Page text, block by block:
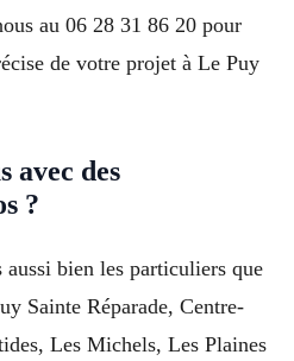
au 06 28 31 86 20 pour
de votre projet à Le Puy
avec des
?
aussi bien les particuliers que
Sainte Réparade, Centre-
Les Michels, Les Plaines